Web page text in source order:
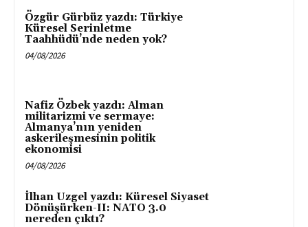
Özgür Gürbüz yazdı: Türkiye
Küresel Serinletme
Taahhüdü’nde neden yok?
04/08/2026
Nafiz Özbek yazdı: Alman
militarizmi ve sermaye:
Almanya’nın yeniden
askerileşmesinin politik
ekonomisi
04/08/2026
İlhan Uzgel yazdı: Küresel Siyaset
Dönüşürken-II: NATO 3.0
nereden çıktı?